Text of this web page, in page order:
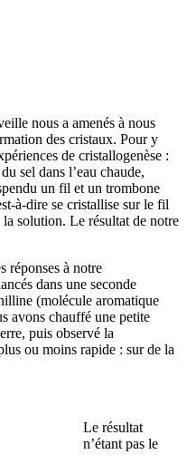
nous a amenés à nous
des cristaux. Pour y
de cristallogenèse :
sel dans l’eau chaude,
un fil et un trombone
à-dire se cristallise sur le fil
solution. Le résultat de notre
réponses à notre
dans une seconde
(molécule aromatique
avons chauffé une petite
puis observé la
ou moins rapide : sur de la
Le résultat
n’étant pas le